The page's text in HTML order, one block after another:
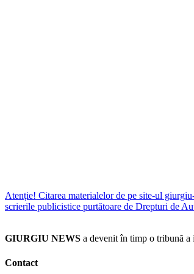
Atenție! Citarea materialelor de pe site-ul
scrierile publicistice purtătoare de Drepturi de
GIURGIU NEWS a devenit în timp o tribună
Contact